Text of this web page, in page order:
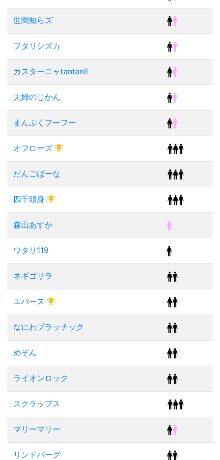
世間知らズ
フタリシズカ
カスターニャtantan!!
夫婦のじかん
まんぷくフーフー
オフローズ
だんごばーな
四千頭身
森山あすか
ワタリ119
ネギゴリラ
エバース
なにわプラッチック
めぞん
ライオンロック
スクラップス
マリーマリー
リンドバーグ